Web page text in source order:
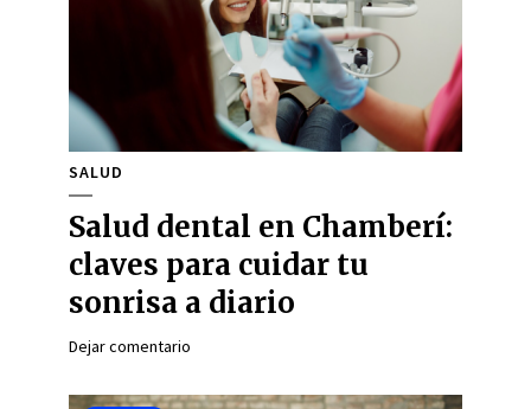
SALUD
Salud dental en Chamberí:
claves para cuidar tu
sonrisa a diario
Dejar comentario